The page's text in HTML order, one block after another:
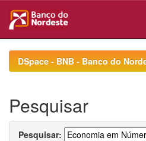
navigationDSpace - BNB - Banco do
Pesquisar
Pesquisar: